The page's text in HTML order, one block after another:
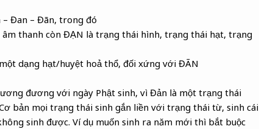
Đan – Đãn, trong đó
thanh còn ĐẠN là trạng thái hình, trạng thái hạt, trạng
dạng hạt/huyệt hoả thổ, đối xứng với ĐÃN
đương với ngày Phật sinh, vì Đản là một trạng thái
bản mọi trạng thái sinh gắn liền với trạng thái từ, sinh cái
sinh được. Ví dụ muốn sinh ra năm mới thì bắt buộc